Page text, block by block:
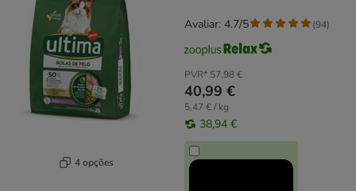
4 opções
PVR* 57,98 €
40,99 €
5,47 € / kg
38,94 €
Avaliar: 4.7/5 (94)